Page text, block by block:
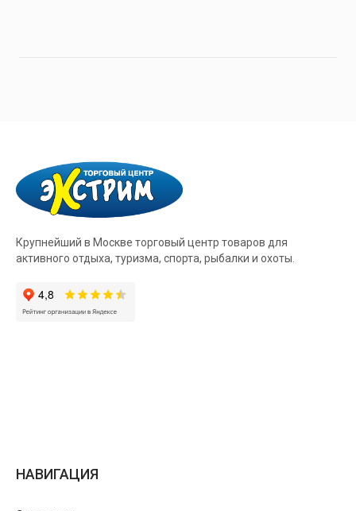
Крупнейший в Москве торговый центр товаров для
активного отдыха, туризма, спорта, рыбалки и охоты.
НАВИГАЦИЯ